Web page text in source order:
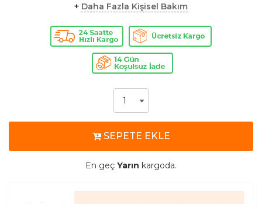
+ Daha Fazla Kişisel Bakım
SEPETE EKLE
En geç Yarın kargoda.